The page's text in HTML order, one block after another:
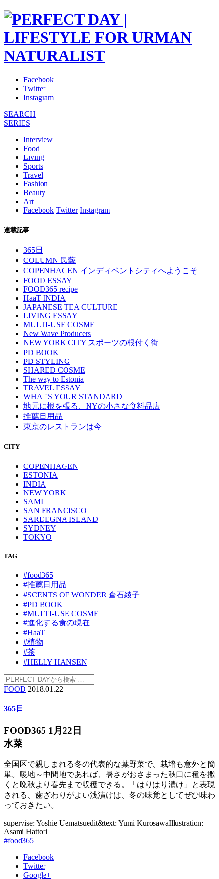
Facebook
Twitter
Instagram
SEARCH
SERIES
Interview
Food
Living
Sports
Travel
Fashion
Beauty
Art
Facebook Twitter Instagram
連載記事
365日
COLUMN 民藝
COPENHAGEN インディペントシティへようこそ
FOOD ESSAY
FOOD365 recipe
HaaT INDIA
JAPANESE TEA CULTURE
LIVING ESSAY
MULTI-USE COSME
New Wave Producers
NEW YORK CITY スポーツの根付く街
PD BOOK
PD STYLING
SHARED COSME
The way to Estonia
TRAVEL ESSAY
WHAT'S YOUR STANDARD
地元に根を張る、NYの小さな食料品店
推薦日用品
東京のレストランは今
CITY
COPENHAGEN
ESTONIA
INDIA
NEW YORK
SAMI
SAN FRANCISCO
SARDEGNA ISLAND
SYDNEY
TOKYO
TAG
#food365
#推薦日用品
#SCENTS OF WONDER 倉石綾子
#PD BOOK
#MULTI-USE COSME
#進化する食の現在
#HaaT
#植物
#茶
#HELLY HANSEN
FOOD 2018.01.22
365日
FOOD365 1月22日
水菜
全国区で親しまれる冬の代表的な葉野菜で、栽培も意外と簡
単。暖地～中間地であれば、暑さがおさまった秋口に種を撒
くと晩秋より春先まで収穫できる。「はりはり漬け」と表現
される、歯ざわりがよい浅漬けは、冬の味覚としてぜひ味わ
っておきたい。
supervise: Yoshie Uematsuedit&text: Yumi KurosawaIllustration:
Asami Hattori
#food365
Facebook
Twitter
Google+